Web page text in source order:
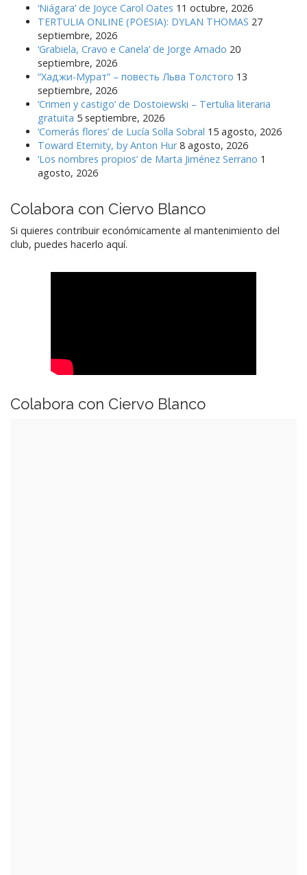
‘Niágara’ de Joyce Carol Oates 11 octubre, 2026
TERTULIA ONLINE (POESIA): DYLAN THOMAS 27
septiembre, 2026
‘Grabiela, Cravo e Canela’ de Jorge Amado 20
septiembre, 2026
“Хаджи-Мурат” – повесть Льва Толстого 13
septiembre, 2026
‘Crimen y castigo’ de Dostoiewski – Tertulia literaria
gratuita 5 septiembre, 2026
‘Comerás flores’ de Lucía Solla Sobral 15 agosto, 2026
Toward Eternity, by Anton Hur 8 agosto, 2026
‘Los nombres propios’ de Marta Jiménez Serrano 1
agosto, 2026
Colabora con Ciervo Blanco
Si quieres contribuir económicamente al mantenimiento del
club, puedes hacerlo aquí.
Colabora con Ciervo Blanco